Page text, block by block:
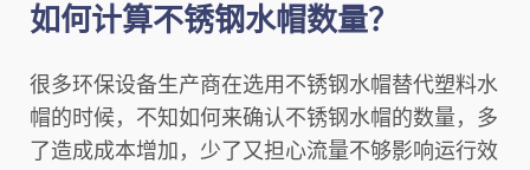
如何计算不锈钢水帽数量？
很多环保设备生产商在选用不锈钢水帽替代塑料水
帽的时候，不知如何来确认不锈钢水帽的数量，多
了造成成本增加，少了又担心流量不够影响运行效